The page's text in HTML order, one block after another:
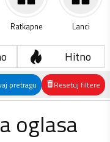
Ratkapne Lanci
Hitno
pretragu Resetuj filtere
oglasa